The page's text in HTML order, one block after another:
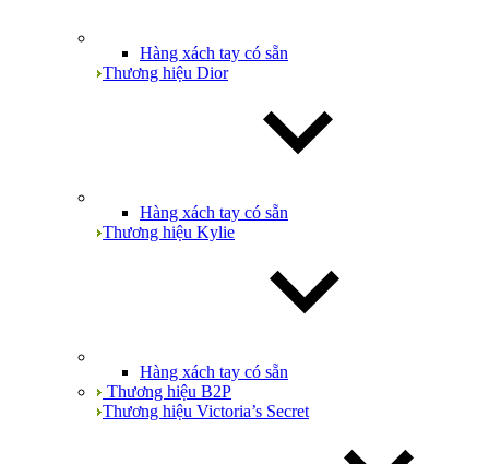
Hàng xách tay có sẵn
Thương hiệu Dior
Hàng xách tay có sẵn
Thương hiệu Kylie
Hàng xách tay có sẵn
Thương hiệu B2P
Thương hiệu Victoria’s Secret